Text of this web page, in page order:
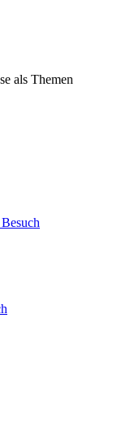
als Themen